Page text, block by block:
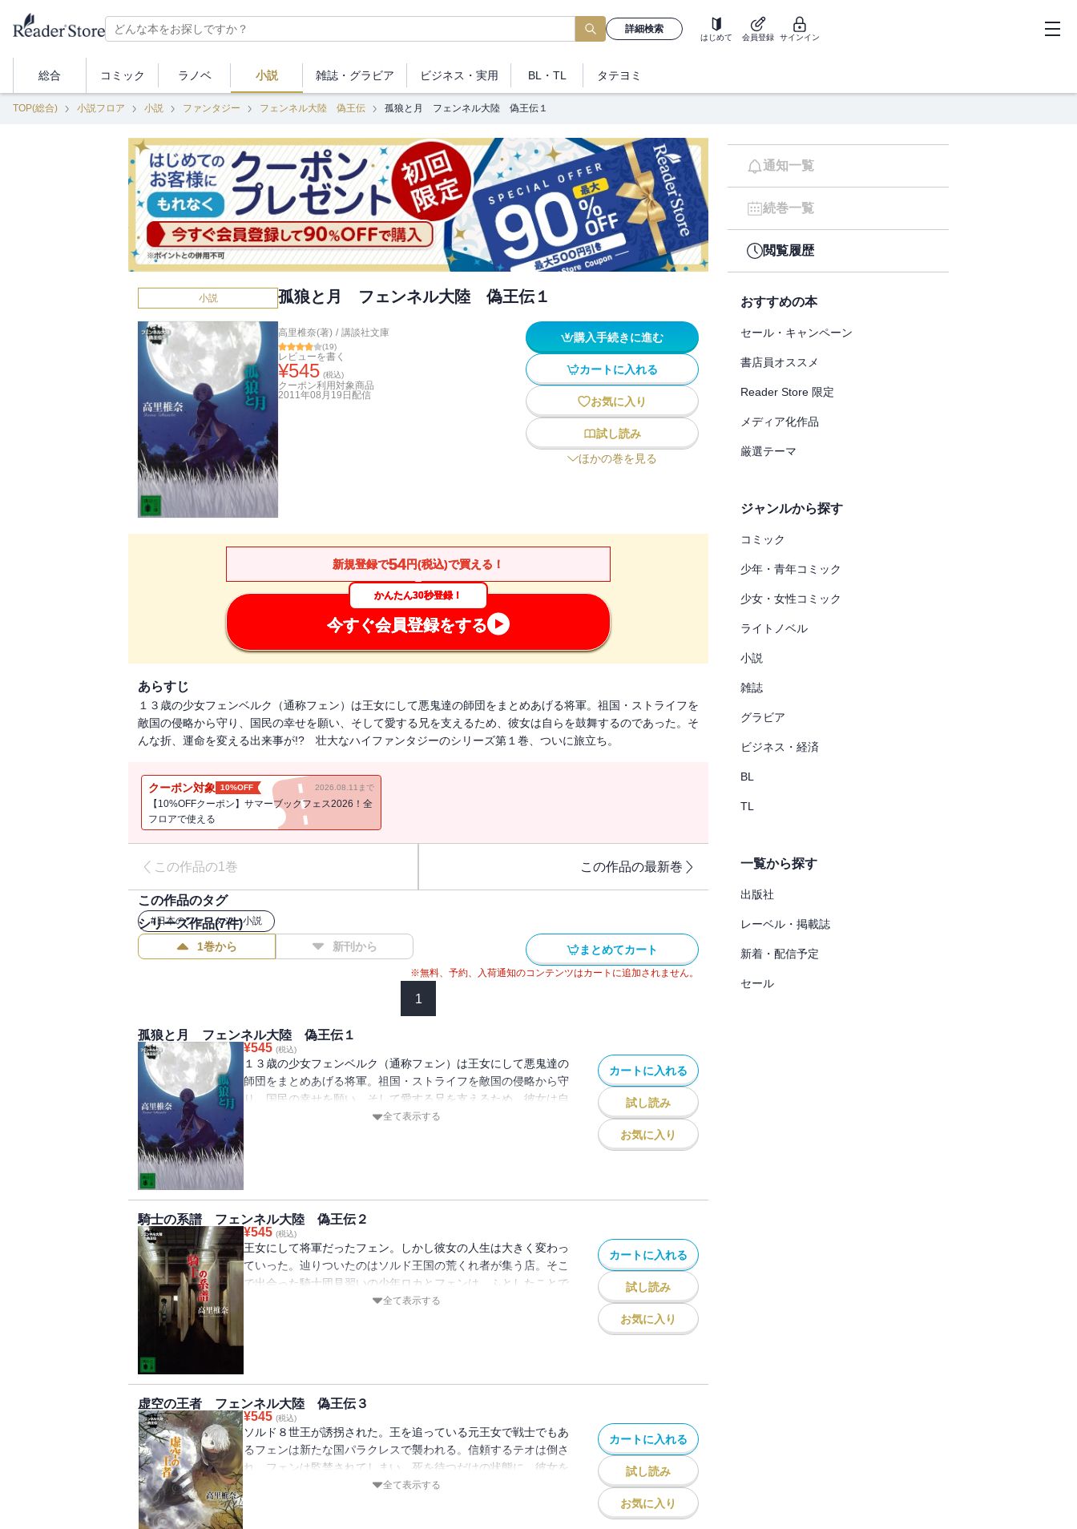
詳細検索
はじめて 会員登録 サインイン
総合 コミック ラノベ 小説 雑誌・ グラビア ビジネス ・実用 BL・TL タテヨミ
TOP(総合) 小説フロア 小説 ファンタジー フェンネル大陸 偽王伝 孤狼と月 フェンネル大陸 偽王伝１
小説 孤狼と月 フェンネル大陸 偽王伝１
高里椎奈(著) / 講談社文庫
(19)
レビューを書く
¥545 (税込)
クーポン利用対象商品
2011年08月19日 配信
購入手続きに進む
カートに入れる
お気に入り
試し読み
ほかの巻を見る
新規登録で54円(税込)で買える！
かんたん30秒登録！
今すぐ会員登録をする
あらすじ
１３歳の少女フェンベルク（通称フェン）は王女にして悪鬼達の師団をまとめあげる将軍。祖国・ストライフを
敵国の侵略から守り、国民の幸せを願い、そして愛する兄を支えるため、彼女は自らを鼓舞するのであった。そ
んな折、運命を変える出来事が!? 壮大なハイファンタジーのシリーズ第１巻、ついに旅立ち。
クーポン対象 10%OFF 2026.08.11まで
【10%OFFクーポン】サマーブックフェス2026！全
フロアで使える
この作品の1巻 この作品の最新巻
この作品のタグ
#日本のファンタジー小説
シリーズ作品(7件)
1巻から 新刊から まとめてカート
※無料、予約、入荷通知のコンテンツはカートに追加されません。
1
孤狼と月 フェンネル大陸 偽王伝１
¥545 (税込)
１３歳の少女フェンベルク（通称フェン）は王女にして悪鬼達の
師団をまとめあげる将軍。祖国・ストライフを敵国の侵略から守
り、国民の幸せを願い、そして愛する兄を支えるため、彼女は自
らを鼓舞するのであった。そんな折、運命を変える出来事が!?
全て表示する
カートに入れる
試し読み
お気に入り
騎士の系譜 フェンネル大陸 偽王伝２
¥545 (税込)
王女にして将軍だったフェン。しかし彼女の人生は大きく変わっ
ていった。辿りついたのはソルド王国の荒くれ者が集う店。そこ
で出会った騎士団見習いの少年ロカとフェンは、ふとしたことで
重大な計画を知ってしまう。命を狙われる二人は？ そして王国
全て表示する
カートに入れる
試し読み
お気に入り
虚空の王者 フェンネル大陸 偽王伝３
¥545 (税込)
ソルド８世王が誘拐された。王を追っている元王女で戦士でもあ
るフェンは新たな国パラクレスで襲われる。信頼するテオは倒さ
れ、フェンは監禁されてしまい、死を待つだけの状態に。彼女を
襲った王に似ているクドラとはいったい何者なのか。王国を巡
全て表示する
カートに入れる
試し読み
お気に入り
通知一覧
続巻一覧
閲覧履歴
おすすめの本
セール・キャンペーン
書店員オススメ
Reader Store 限定
メディア化作品
厳選テーマ
ジャンルから探す
コミック
少年・青年コミック
少女・女性コミック
ライトノベル
小説
雑誌
グラビア
ビジネス・経済
BL
TL
一覧から探す
出版社
レーベル・掲載誌
新着・配信予定
セール